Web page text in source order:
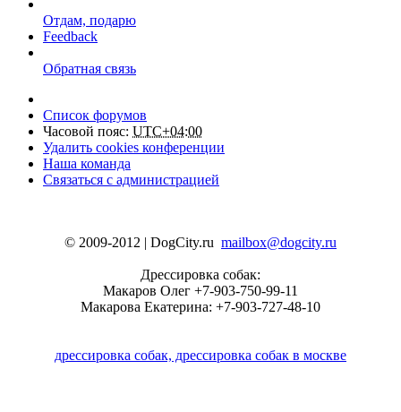
Отдам, подарю
Feedback
Обратная связь
Список форумов
Часовой пояс: UTC+04:00
Удалить cookies конференции
Наша команда
Связаться с администрацией
© 2009-2012 | DogCity.ru mailbox@dogcity.ru
Дрессировка собак:
Макаров Олег +7-903-750-99-11
Макарова Екатерина: +7-903-727-48-10
дрессировка собак, дрессировка собак в москве